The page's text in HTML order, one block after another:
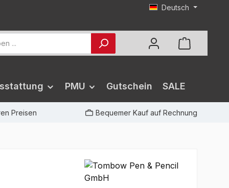
Deutsch
PMU Gutschein SALE
Preisen Bequemer Kauf auf Rechnung